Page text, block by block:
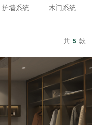
护墙系统 木门系统
共 5 款